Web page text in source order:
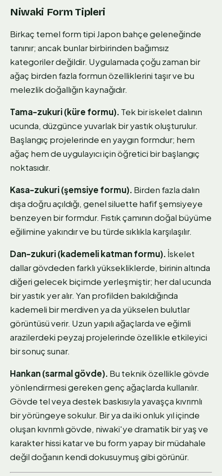
Niwaki Form Tipleri
Birkaç temel form tipi Japon bahçe geleneğinde
tanınır; ancak bunlar birbirinden bağımsız
kategoriler değildir. Uygulamada çoğu zaman bir
ağaç birden fazla formun özelliklerini taşır ve bu
melezlik doğallığın kaynağıdır.
Tama-zukuri (küre formu). Tek bir iskelet dalının
ucunda, düzgünce yuvarlak bir yastık oluşturulur.
Başlangıç projelerinde en yaygın formdur; hem
ağaç hem de uygulayıcı için öğretici bir başlangıç
noktasıdır.
Kasa-zukuri (şemsiye formu). Birden fazla dalın
dışa doğru açıldığı, genel siluette hafif şemsiyeye
benzeyen bir formdur. Fıstık çamının doğal büyüme
eğilimine yakındır ve bu türde sıklıkla karşılaşılır.
Dan-zukuri (kademeli katman formu). İskelet
dallar gövdeden farklı yüksekliklerde, birinin altında
diğeri gelecek biçimde yerleşmiştir; her dal ucunda
bir yastık yer alır. Yan profilden bakıldığında
kademeli bir merdiven ya da yükselen bulutlar
görüntüsü verir. Uzun yapılı ağaçlarda ve eğimli
arazilerdeki peyzaj projelerinde özellikle etkileyici
bir sonuç sunar.
Hankan (sarmal gövde). Bu teknik özellikle gövde
yönlendirmesi gereken genç ağaçlarda kullanılır.
Gövde tel veya destek baskısıyla yavaşça kıvrımlı
bir yörüngeye sokulur. Bir ya da iki onluk yıl içinde
oluşan kıvrımlı gövde, niwaki'ye dramatik bir yaş ve
karakter hissi katar ve bu form yapay bir müdahale
değil doğanın kendi dokusuymuş gibi görünür.